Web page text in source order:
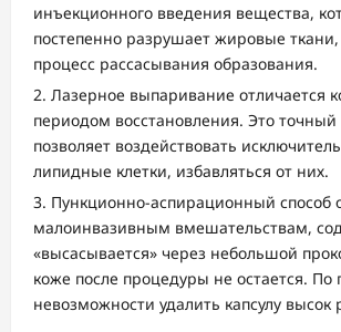
инъекционного введения вещества,
постепенно разрушает жировые
процесс рассасывания образования.
Лазерное выпаривание отличается
периодом восстановления. Это
позволяет воздействовать
липидные клетки, избавляться от них.
Пункционно-аспирационный способ
малоинвазивным вмешательствам,
«высасывается» через небольшой
коже после процедуры не остается. По
невозможности удалить капсулу высок